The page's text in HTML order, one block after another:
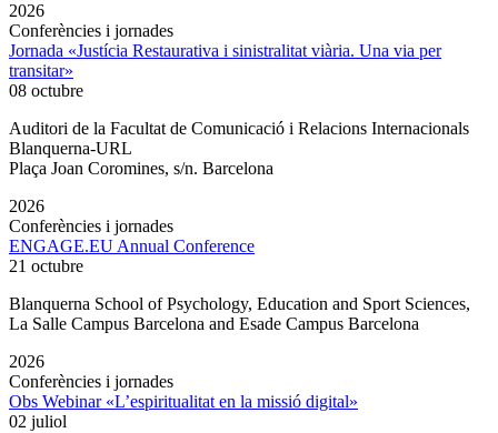
2026
Conferències i jornades
Jornada «Justícia Restaurativa i sinistralitat viària. Una via per
transitar»
08 octubre
Auditori de la Facultat de Comunicació i Relacions Internacionals
Blanquerna-URL
Plaça Joan Coromines, s/n. Barcelona
2026
Conferències i jornades
ENGAGE.EU Annual Conference
21 octubre
Blanquerna School of Psychology, Education and Sport Sciences,
La Salle Campus Barcelona and Esade Campus Barcelona
2026
Conferències i jornades
Obs Webinar «L’espiritualitat en la missió digital»
02 juliol